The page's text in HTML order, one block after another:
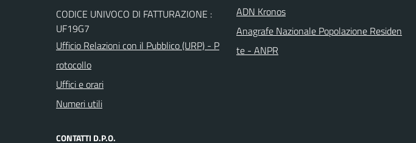
CODICE UNIVOCO DI FATTURAZIONE :
UF19G7
Ufficio Relazioni con il Pubblico (URP) - P
rotocollo
Uffici e orari
Numeri utili
CONTATTI D.P.O.
ADN Kronos
Anagrafe Nazionale Popolazione Residen
te - ANPR